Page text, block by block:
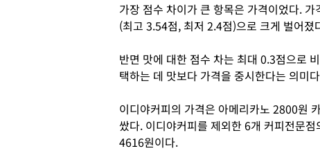
가장 점수 차이가 큰 항목은 가격이었다.
(최고 3.54점, 최저 2.4점)으로 크게 벌어졌
반면 맛에 대한 점수 차는 최대 0.3점으로
택하는 데 맛보다 가격을 중시한다는 의미
이디야커피의 가격은 아메리카노 2800원
쌌다. 이디야커피를 제외한 6개 커피전문
4616원이다.